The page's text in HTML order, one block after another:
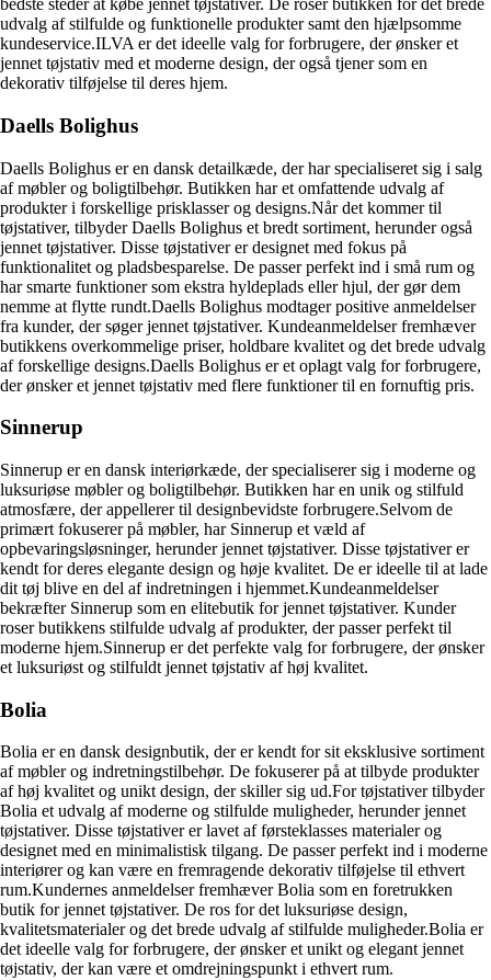
bedste steder at købe jennet tøjstativer. De roser butikken for det brede
udvalg af stilfulde og funktionelle produkter samt den hjælpsomme
kundeservice.ILVA er det ideelle valg for forbrugere, der ønsker et
jennet tøjstativ med et moderne design, der også tjener som en
dekorativ tilføjelse til deres hjem.
Daells Bolighus
Daells Bolighus er en dansk detailkæde, der har specialiseret sig i salg
af møbler og boligtilbehør. Butikken har et omfattende udvalg af
produkter i forskellige prisklasser og designs.Når det kommer til
tøjstativer, tilbyder Daells Bolighus et bredt sortiment, herunder også
jennet tøjstativer. Disse tøjstativer er designet med fokus på
funktionalitet og pladsbesparelse. De passer perfekt ind i små rum og
har smarte funktioner som ekstra hyldeplads eller hjul, der gør dem
nemme at flytte rundt.Daells Bolighus modtager positive anmeldelser
fra kunder, der søger jennet tøjstativer. Kundeanmeldelser fremhæver
butikkens overkommelige priser, holdbare kvalitet og det brede udvalg
af forskellige designs.Daells Bolighus er et oplagt valg for forbrugere,
der ønsker et jennet tøjstativ med flere funktioner til en fornuftig pris.
Sinnerup
Sinnerup er en dansk interiørkæde, der specialiserer sig i moderne og
luksuriøse møbler og boligtilbehør. Butikken har en unik og stilfuld
atmosfære, der appellerer til designbevidste forbrugere.Selvom de
primært fokuserer på møbler, har Sinnerup et væld af
opbevaringsløsninger, herunder jennet tøjstativer. Disse tøjstativer er
kendt for deres elegante design og høje kvalitet. De er ideelle til at lade
dit tøj blive en del af indretningen i hjemmet.Kundeanmeldelser
bekræfter Sinnerup som en elitebutik for jennet tøjstativer. Kunder
roser butikkens stilfulde udvalg af produkter, der passer perfekt til
moderne hjem.Sinnerup er det perfekte valg for forbrugere, der ønsker
et luksuriøst og stilfuldt jennet tøjstativ af høj kvalitet.
Bolia
Bolia er en dansk designbutik, der er kendt for sit eksklusive sortiment
af møbler og indretningstilbehør. De fokuserer på at tilbyde produkter
af høj kvalitet og unikt design, der skiller sig ud.For tøjstativer tilbyder
Bolia et udvalg af moderne og stilfulde muligheder, herunder jennet
tøjstativer. Disse tøjstativer er lavet af førsteklasses materialer og
designet med en minimalistisk tilgang. De passer perfekt ind i moderne
interiører og kan være en fremragende dekorativ tilføjelse til ethvert
rum.Kundernes anmeldelser fremhæver Bolia som en foretrukken
butik for jennet tøjstativer. De ros for det luksuriøse design,
kvalitetsmaterialer og det brede udvalg af stilfulde muligheder.Bolia er
det ideelle valg for forbrugere, der ønsker et unikt og elegant jennet
tøjstativ, der kan være et omdrejningspunkt i ethvert rum.